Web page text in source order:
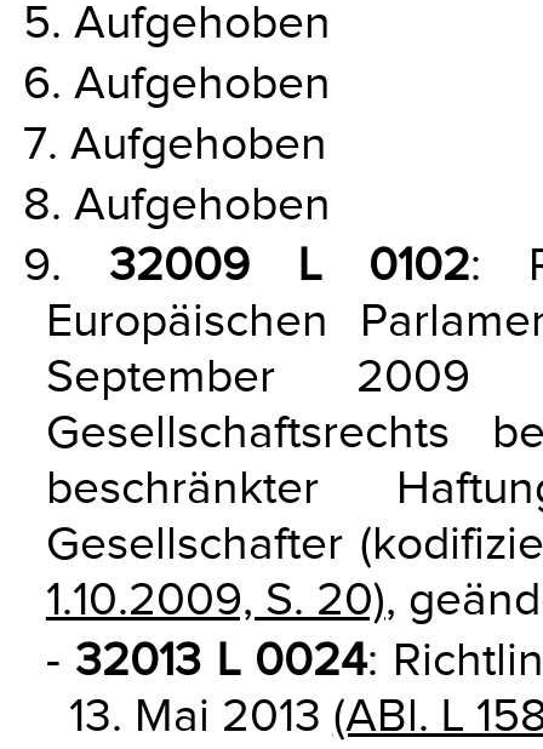
5. Aufgehoben
6. Aufgehoben
7. Aufgehoben
8. Aufgehoben
9. 32009 L 0102:
Europäischen
September
Gesellschaftsrechts
beschränkter
Gesellschafter
1.10.2009, S. 20),
- 32013 L 0024:
13. Mai 2013 (ABl. L